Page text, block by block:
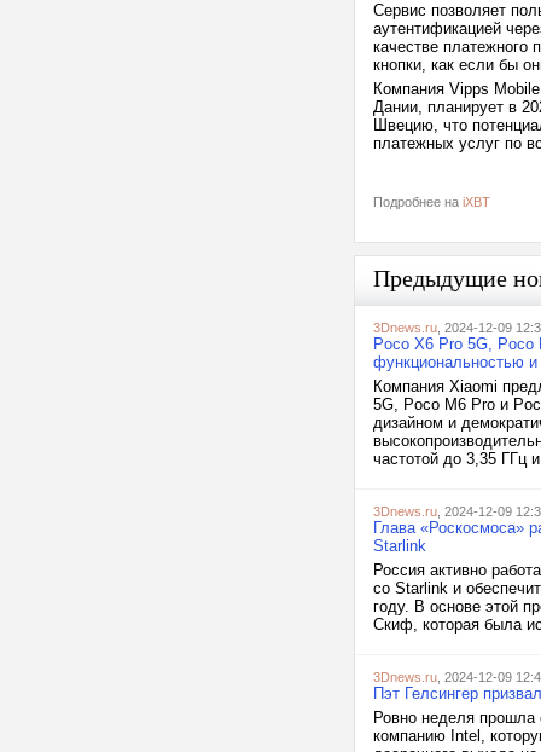
Сервис позволяет
аутентификацией
качестве платежного
кнопки, как если бы
Компания Vipps
Дании, планирует в
Швецию, что
платежных услуг по
Подробнее на iXBT
Предыдущие
3Dnews.ru , 2024-12-09
Poco X6 Pro 5G,
функциональностью
Компания Xiaomi
5G, Poco M6 Pro и
дизайном и
частотой до 3,35 ГГц
3Dnews.ru , 2024-12-09
Глава «Роскосмоса»
Starlink
Россия активно
со Starlink и
году. В основе этой
Скиф, которая была
3Dnews.ru , 2024-12-09
Пэт Гелсингер
Ровно неделя прошла
компанию Intel,